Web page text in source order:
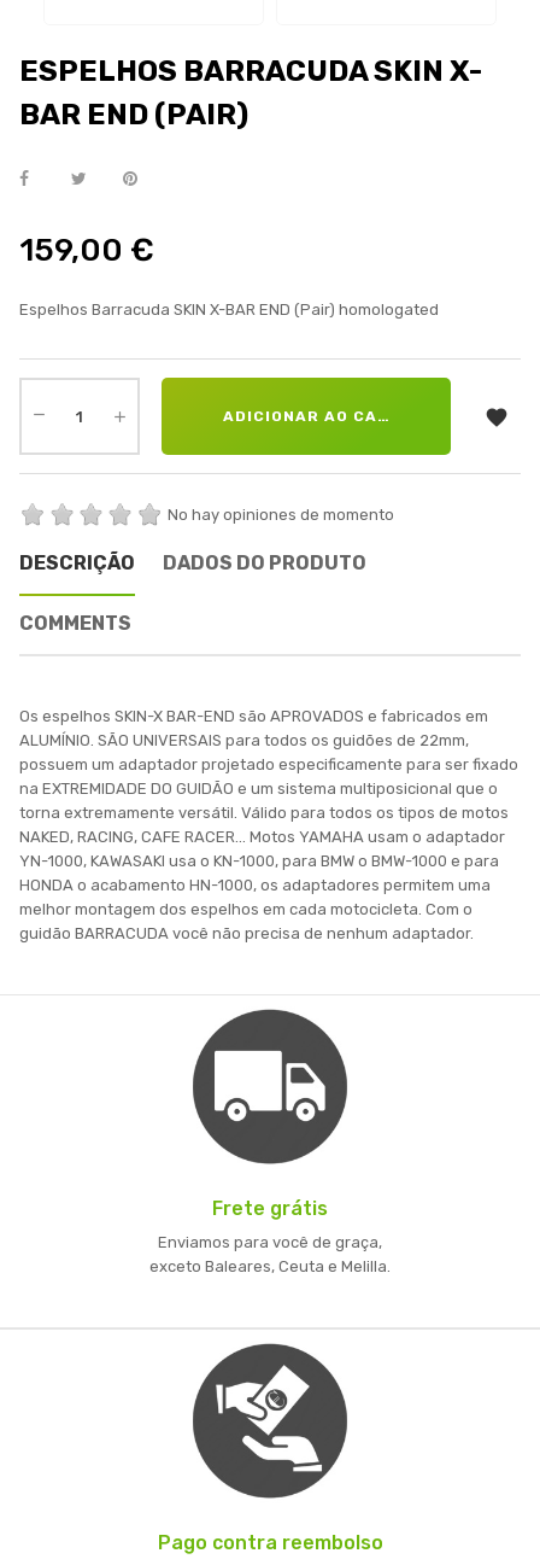
ESPELHOS BARRACUDA SKIN X-
BAR END (PAIR)
159,00 €
Espelhos Barracuda SKIN X-BAR END (Pair) homologated
ADICIONAR AO CARRINHO 
No hay opiniones de momento
DESCRIÇÃO DADOS DO PRODUTO
COMMENTS
Os espelhos SKIN-X BAR-END são APROVADOS e fabricados em
ALUMÍNIO. SÃO UNIVERSAIS para todos os guidões de 22mm,
possuem um adaptador projetado especificamente para ser fixado
na EXTREMIDADE DO GUIDÃO e um sistema multiposicional que o
torna extremamente versátil. Válido para todos os tipos de motos
NAKED, RACING, CAFE RACER... Motos YAMAHA usam o adaptador
YN-1000, KAWASAKI usa o KN-1000, para BMW o BMW-1000 e para
HONDA o acabamento HN-1000, os adaptadores permitem uma
melhor montagem dos espelhos em cada motocicleta. Com o
guidão BARRACUDA você não precisa de nenhum adaptador.
Frete grátis
Enviamos para você de graça,
exceto Baleares, Ceuta e Melilla.
Pago contra reembolso